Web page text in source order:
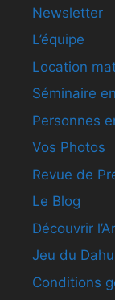
Newsletter
L’équipe
Location
Séminaire
Personnes
Vos Photos
Revue de
Le Blog
Découvrir
Jeu du Dahu
Conditions